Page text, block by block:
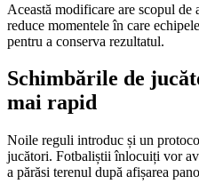
Această modificare are scopul
reduce momentele în care
pentru a conserva rezultatul.
Schimbările de
mai rapid
Noile reguli introduc și un
jucători. Fotbaliștii înlocuiți vor
a părăsi terenul după afișarea